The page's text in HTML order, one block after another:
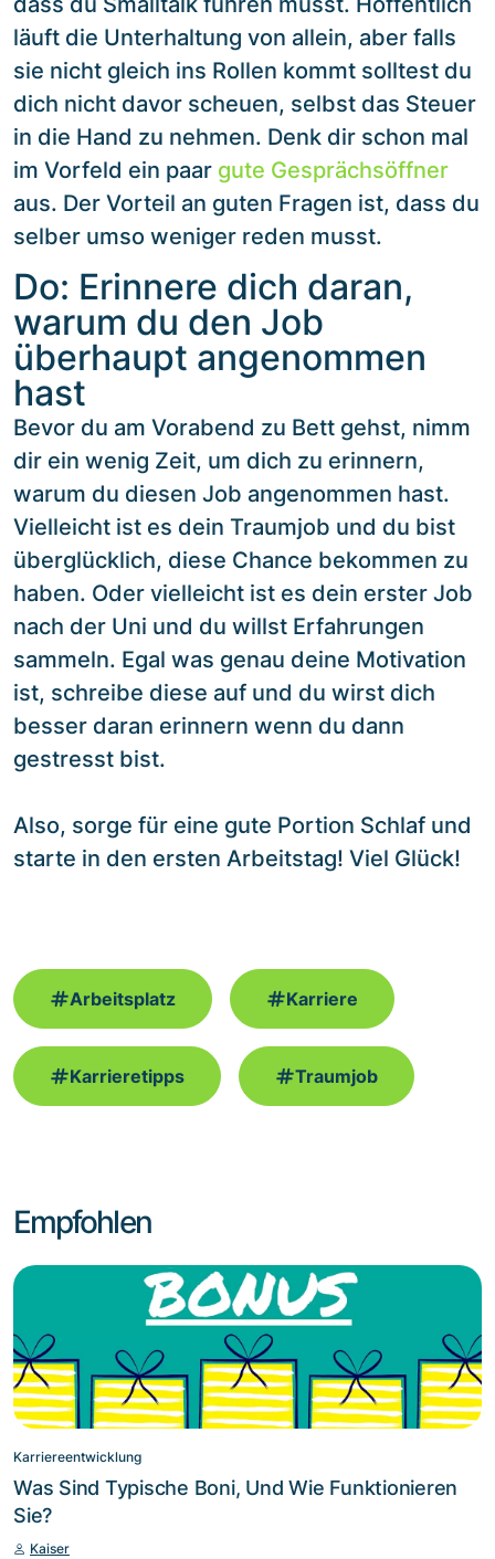
läuft die Unterhaltung von allein, aber falls
sie nicht gleich ins Rollen kommt solltest du
dich nicht davor scheuen, selbst das Steuer
in die Hand zu nehmen. Denk dir schon mal
im Vorfeld ein paar gute Gesprächsöffner
aus. Der Vorteil an guten Fragen ist, dass du
selber umso weniger reden musst.
Do: Erinnere dich daran,
warum du den Job
überhaupt angenommen
hast
Bevor du am Vorabend zu Bett gehst, nimm
dir ein wenig Zeit, um dich zu erinnern,
warum du diesen Job angenommen hast.
Vielleicht ist es dein Traumjob und du bist
überglücklich, diese Chance bekommen zu
haben. Oder vielleicht ist es dein erster Job
nach der Uni und du willst Erfahrungen
sammeln. Egal was genau deine Motivation
ist, schreibe diese auf und du wirst dich
besser daran erinnern wenn du dann
gestresst bist.
Also, sorge für eine gute Portion Schlaf und
starte in den ersten Arbeitstag! Viel Glück!
Arbeitsplatz Karriere
Karrieretipps Traumjob
Empfohlen
Karriereentwicklung
Was Sind Typische Boni, Und Wie Funktionieren
Sie?
Kaiser